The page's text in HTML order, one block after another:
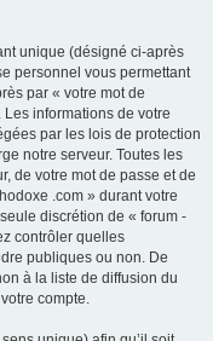
unique (désigné ci-après
personnel vous permettant
par « votre mot de
informations de votre
par les lois de protection
notre serveur. Toutes les
de votre mot de passe et de
.com » durant votre
discrétion de « forum -
contrôler quelles
publiques ou non. De
à la liste de diffusion du
compte.